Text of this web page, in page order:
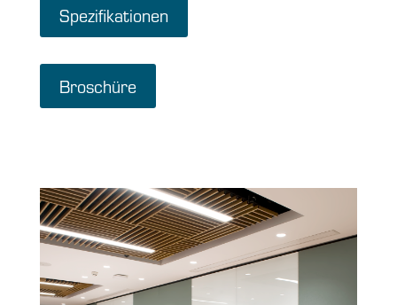
Spezifikationen
Broschüre